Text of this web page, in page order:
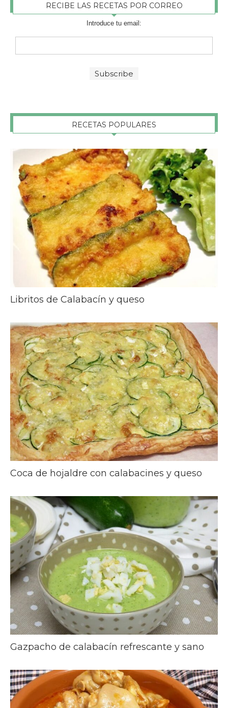
RECIBE LAS RECETAS POR CORREO
Introduce tu email:
RECETAS POPULARES
Libritos de Calabacín y queso
Coca de hojaldre con calabacines y queso
Gazpacho de calabacín refrescante y sano